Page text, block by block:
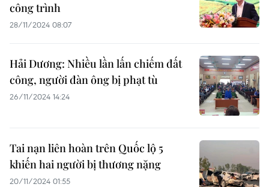
công trình
28/11/2024 08:07
Hải Dương: Nhiều lần lấn chiếm đất
công, người đàn ông bị phạt tù
26/11/2024 14:24
Tai nạn liên hoàn trên Quốc lộ 5
khiến hai người bị thương nặng
20/11/2024 01:55